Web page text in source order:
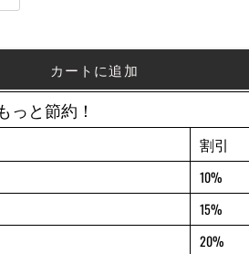
カートに追加
っと節約！
割引
10%
15%
20%